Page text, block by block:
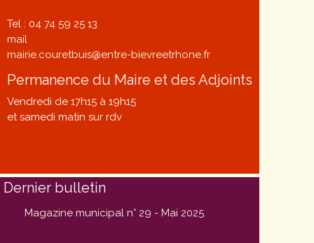
Tel : 04 74 59 25 13
mail
mairie.couretbuis@entre-bievreetrhone.fr
Permanence du Maire et des Adjoints
Vendredi de 17h15 à 19h15
et samedi matin sur rdv
Dernier bulletin
Magazine municipal n° 29 - Mai 2025